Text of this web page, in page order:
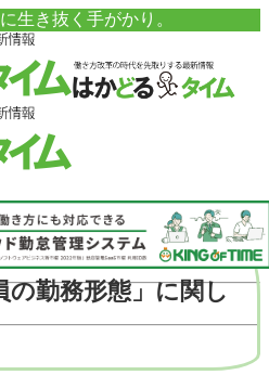
生き抜く手がかり。
の勤務形態」に関し